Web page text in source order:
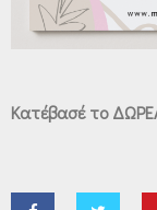
Κατέβασέ το